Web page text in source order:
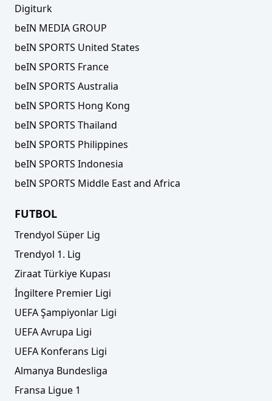
Digiturk
beIN MEDIA GROUP
beIN SPORTS United States
beIN SPORTS France
beIN SPORTS Australia
beIN SPORTS Hong Kong
beIN SPORTS Thailand
beIN SPORTS Philippines
beIN SPORTS Indonesia
beIN SPORTS Middle East and Africa
FUTBOL
Trendyol Süper Lig
Trendyol 1. Lig
Ziraat Türkiye Kupası
İngiltere Premier Ligi
UEFA Şampiyonlar Ligi
UEFA Avrupa Ligi
UEFA Konferans Ligi
Almanya Bundesliga
Fransa Ligue 1